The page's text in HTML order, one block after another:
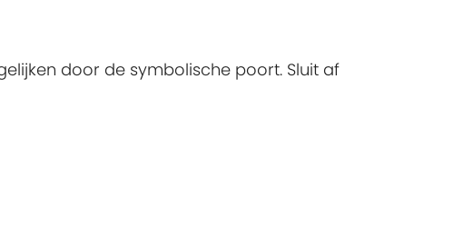
door de symbolische poort. Sluit af